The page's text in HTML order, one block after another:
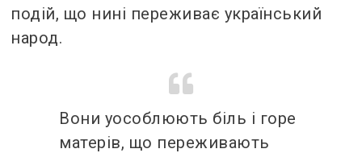
подій, що нині переживає український
народ.
Вони уособлюють біль і горе
матерів, що переживають